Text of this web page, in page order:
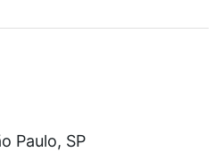
área verde e encontrar
em nosso portal
Paulo, SP